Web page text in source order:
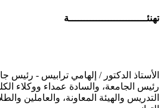
تهنئــــــــــــــــــــــــــة